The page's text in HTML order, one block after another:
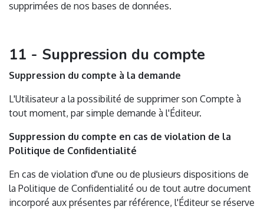
supprimées de nos bases de données.
11 - Suppression du compte
Suppression du compte à la demande
L'Utilisateur a la possibilité de supprimer son Compte à
tout moment, par simple demande à l'Éditeur.
Suppression du compte en cas de violation de la
Politique de Confidentialité
En cas de violation d'une ou de plusieurs dispositions de
la Politique de Confidentialité ou de tout autre document
incorporé aux présentes par référence, l'Éditeur se réserve